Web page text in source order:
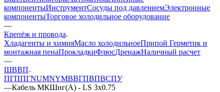
компонентыИнструментСосуды под давлениемЭлектронные
компонентыТорговое холодильное оборудование
—
Крепёж и провода
Хладагенты и химияМасло холодильноеПрипой Герметик и
монтажная пенаПрокладкиФлюсДренажНаличный расчет
—
ШВВП
ПГППГNUMNYMВВГПВПВСПУ
—Кабель МКШнг(А) - LS 3х0.75